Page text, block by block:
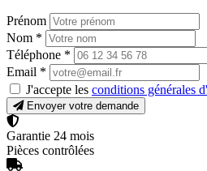
Prénom
Nom *
Téléphone *
Email *
J'accepte les conditions générales
Envoyer votre demande
Garantie 24 mois
Pièces contrôlées